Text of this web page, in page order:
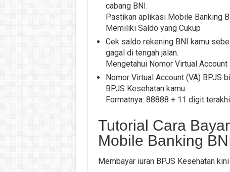
cabang BNI.
Pastikan aplikasi Mobile Banking
Memiliki Saldo yang Cukup
Cek saldo rekening BNI kamu
gagal di tengah jalan.
Mengetahui Nomor Virtual Account
Nomor Virtual Account (VA) BPJS
BPJS Kesehatan kamu.
Formatnya: 88888 + 11 digit
Tutorial Cara
Mobile Banking
Membayar iuran BPJS Kesehatan